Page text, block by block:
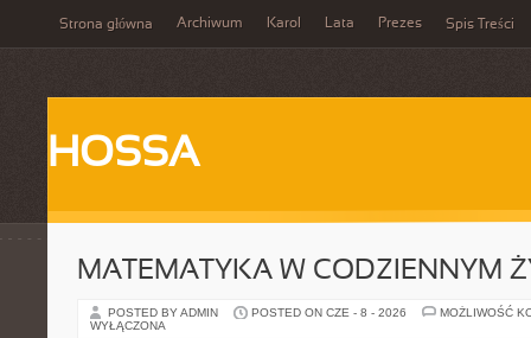
Strona główna Archiwum Karol Lata Prezes Spis Treści
HOSSA
MATEMATYKA W CODZIENNYM
POSTED BY ADMIN POSTED ON CZE - 8 - 2026
MOŻLIWOŚĆ
WYŁĄCZONA